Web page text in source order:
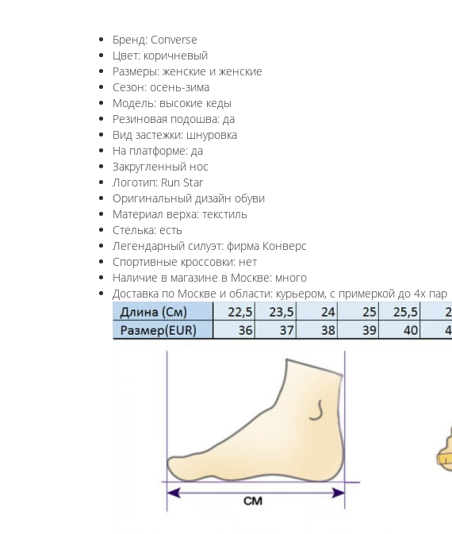
Бренд: Converse
Цвет: коричневый
Размеры: женские и женские
Сезон: осень-зима
Модель: высокие кеды
Резиновая подошва: да
Вид застежки: шнуровка
На платформе: да
Закругленный нос
Логотип: Run Star
Оригинальный дизайн обуви
Материал верха: текстиль
Стелька: есть
Легендарный силуэт: фирма Конверс
Спортивные кроссовки: нет
Наличие в магазине в Москве: много
Доставка по Москве и области: курьером, с примеркой до 4х пар